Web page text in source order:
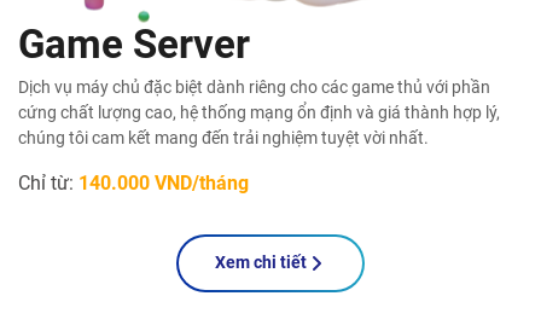
Game Server
Dịch vụ máy chủ đặc biệt dành riêng cho các game thủ với phần
cứng chất lượng cao, hệ thống mạng ổn định và giá thành hợp lý,
chúng tôi cam kết mang đến trải nghiệm tuyệt vời nhất.
Chỉ từ: 140.000 VND/tháng
Xem chi tiết